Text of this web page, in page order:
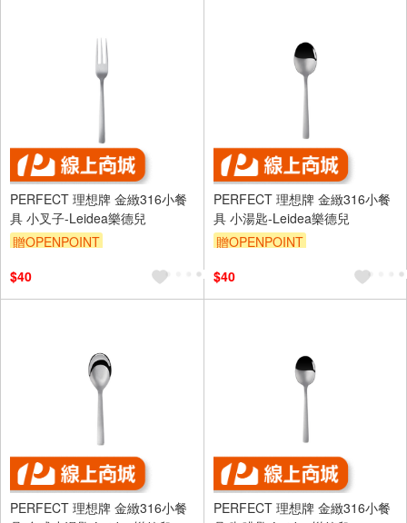
PERFECT 理想牌 金緻316小餐
具 小叉子-Leidea樂德兒
贈OPENPOINT
$40
PERFECT 理想牌 金緻316小餐
具 小湯匙-Leidea樂德兒
贈OPENPOINT
$40
PERFECT 理想牌 金緻316小餐
PERFECT 理想牌 金緻316小餐